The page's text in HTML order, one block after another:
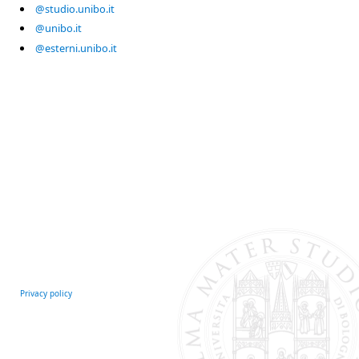
@studio.unibo.it
@unibo.it
@esterni.unibo.it
Privacy policy